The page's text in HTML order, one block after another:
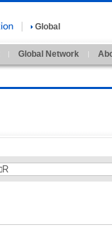
Global
Global Network